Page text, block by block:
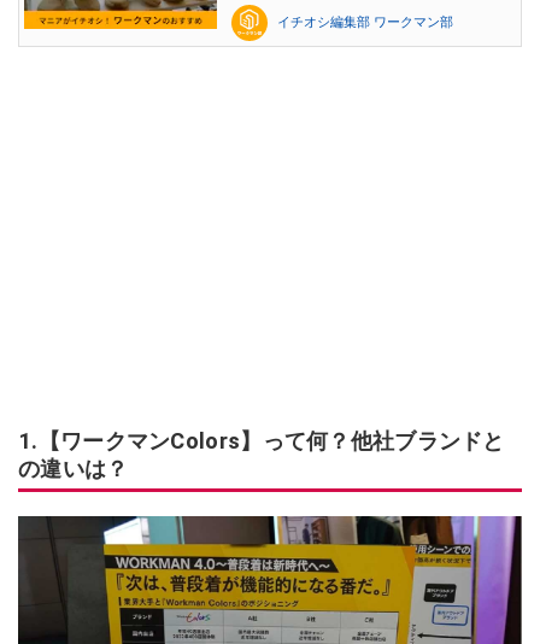
イチオシ編集部 ワークマン部
1.【ワークマンColors】って何？他社ブランドと
の違いは？